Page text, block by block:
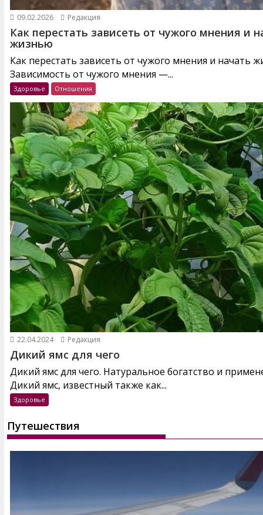
09.02.2026 Редакция
Как перестать зависеть от чужого мнения и
жизнью
Как перестать зависеть от чужого мнения и начать
Зависимость от чужого мнения —...
Здоровье Отношения
22.04.2024 Редакция
Дикий ямс для чего
Дикий ямс для чего. Натуральное богатство и
Дикий ямс, известный также как...
Здоровье
Путешествия